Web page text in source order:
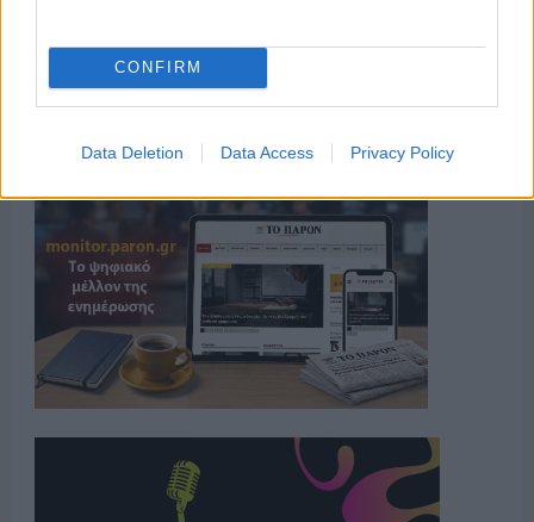
CONFIRM
Data Deletion Data Access Privacy Policy